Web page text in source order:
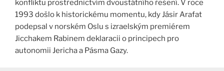
konfliktu prostřednictvím dvoustátního řešení. V roce
1993 došlo k historickému momentu, kdy Jásir Arafat
podepsal v norském Oslu s izraelským premiérem
Jicchakem Rabinem deklaracii o principech pro
autonomii Jericha a Pásma Gazy.